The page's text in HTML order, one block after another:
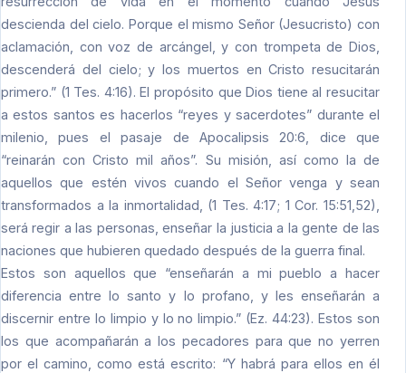
descienda del cielo. Porque el mismo Señor (Jesucristo) con
aclamación, con voz de arcángel, y con trompeta de Dios,
descenderá del cielo; y los muertos en Cristo resucitarán
primero.” (1 Tes. 4:16). El propósito que Dios tiene al resucitar
a estos santos es hacerlos “reyes y sacerdotes” durante el
milenio, pues el pasaje de Apocalipsis 20:6, dice que
“reinarán con Cristo mil años”. Su misión, así como la de
aquellos que estén vivos cuando el Señor venga y sean
transformados a la inmortalidad, (1 Tes. 4:17; 1 Cor. 15:51,52),
será regir a las personas, enseñar la justicia a la gente de las
naciones que hubieren quedado después de la guerra final.
Estos son aquellos que “enseñarán a mi pueblo a hacer
diferencia entre lo santo y lo profano, y les enseñarán a
discernir entre lo limpio y lo no limpio.” (Ez. 44:23). Estos son
los que acompañarán a los pecadores para que no yerren
por el camino, como está escrito: “Y habrá para ellos en él